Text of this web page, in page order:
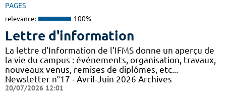
PAGES
relevance: 100%
Lettre d'information
La lettre d'Information de l'IFMS donne un aperçu de
la vie du campus : événements, organisation, travaux,
nouveaux venus, remises de diplômes, etc...
Newsletter n°17 - Avril-Juin 2026 Archives
20/07/2026 12:01